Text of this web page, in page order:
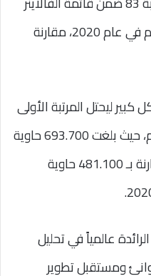
لأكبر 100 ميناء حاويات في العالم في عام 2020، مقارنة
كبير ليحتل المرتبة الأولى
إقليمياً خلال الربع الأول من العام، حيث بلغت 693.700 حاوية
قياسية بزيادة قدرها 44.2%، مقارنة بـ 481.100 حاوية
عالمياً في تحليل
ومستقبل تطوير